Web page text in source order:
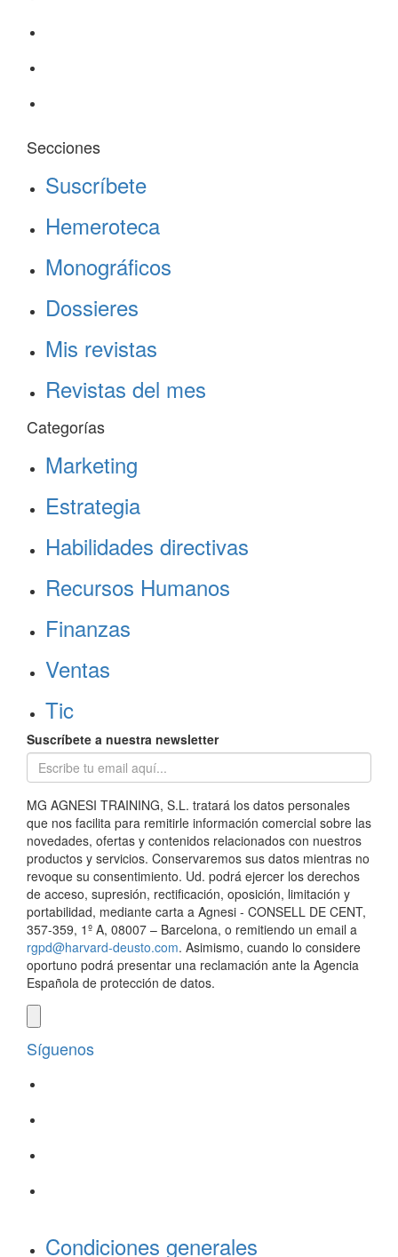
Secciones
Suscríbete
Hemeroteca
Monográficos
Dossieres
Mis revistas
Revistas del mes
Categorías
Marketing
Estrategia
Habilidades directivas
Recursos Humanos
Finanzas
Ventas
Tic
Suscríbete a nuestra newsletter
MG AGNESI TRAINING, S.L. tratará los datos personales
que nos facilita para remitirle información comercial sobre las
novedades, ofertas y contenidos relacionados con nuestros
productos y servicios. Conservaremos sus datos mientras no
revoque su consentimiento. Ud. podrá ejercer los derechos
de acceso, supresión, rectificación, oposición, limitación y
portabilidad, mediante carta a Agnesi - CONSELL DE CENT,
357-359, 1º A, 08007 – Barcelona, o remitiendo un email a
rgpd@harvard-deusto.com. Asimismo, cuando lo considere
oportuno podrá presentar una reclamación ante la Agencia
Española de protección de datos.
Síguenos
Condiciones generales